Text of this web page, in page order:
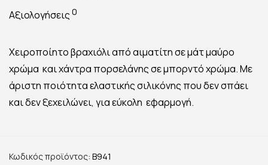
Αξιολογήσεις 0
Χειροποίητο βραχιόλι από αιματίτη σε μάτ μαύρο
χρώμα και χάντρα πορσελάνης σε μπορντό χρώμα. Με
άριστη ποιότητα ελαστικής σιλικόνης που δεν σπάει
και δεν ξεχειλώνει, για εύκολη εφαρμογή.
Κωδικός προϊόντος: B941